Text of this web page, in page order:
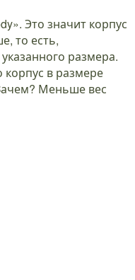
Это значит корпус
то есть,
размера.
в размере
Меньше вес